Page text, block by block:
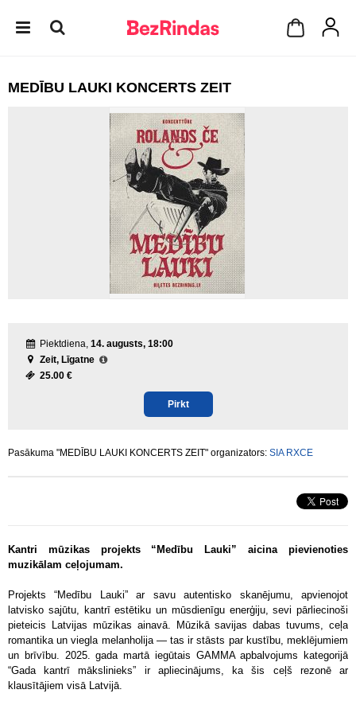
MEDĪBU LAUKI KONCERTS ZEIT
Piektdiena, 14. augusts, 18:00
Zeit, Līgatne
25.00 €
Pirkt
Pasākuma "MEDĪBU LAUKI KONCERTS ZEIT" organizators: SIA RXCE
Kantri mūzikas projekts “Medību Lauki” aicina pievienoties
muzikālam ceļojumam.
Projekts “Medību Lauki” ar savu autentisko skanējumu, apvienojot
latvisko sajūtu, kantrī estētiku un mūsdienīgu enerģiju, sevi pārliecinoši
pieteicis Latvijas mūzikas ainavā. Mūzikā savijas dabas tuvums, ceļa
romantika un viegla melanholija — tas ir stāsts par kustību, meklējumiem
un brīvību. 2025. gada martā iegūtais GAMMA apbalvojums kategorijā
“Gada kantrī mākslinieks” ir apliecinājums, ka šis ceļš rezonē ar
klausītājiem visā Latvijā.